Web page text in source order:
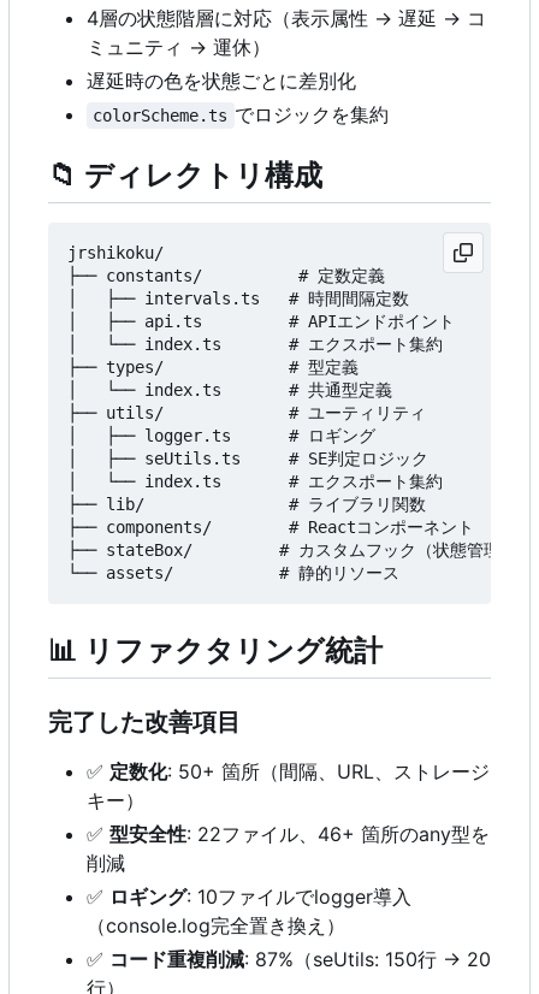
4層の状態階層に対応（表示属性 → 遅延 → コ
ミュニティ → 運休）
遅延時の色を状態ごとに差別化
colorScheme.ts でロジックを集約
📁 ディレクトリ構成
jrshikoku/
├── constants/          # 定数定義
│   ├── intervals.ts   # 時間間隔定数
│   ├── api.ts         # APIエンドポイント
│   └── index.ts       # エクスポート集約
├── types/             # 型定義
│   └── index.ts       # 共通型定義
├── utils/             # ユーティリティ
│   ├── logger.ts      # ロギング
│   ├── seUtils.ts     # SE判定ロジック
│   └── index.ts       # エクスポート集約
├── lib/               # ライブラリ関数
├── components/        # Reactコンポーネント
├── stateBox/         # カスタムフック（状態管理）
📊 リファクタリング統計
完了した改善項目
✅ 定数化: 50+ 箇所（間隔、URL、ストレージ
キー）
✅ 型安全性: 22ファイル、46+ 箇所のany型を
削減
✅ ロギング: 10ファイルでlogger導入
（console.log完全置き換え）
✅ コード重複削減: 87% （seUtils: 150行 → 20
行）